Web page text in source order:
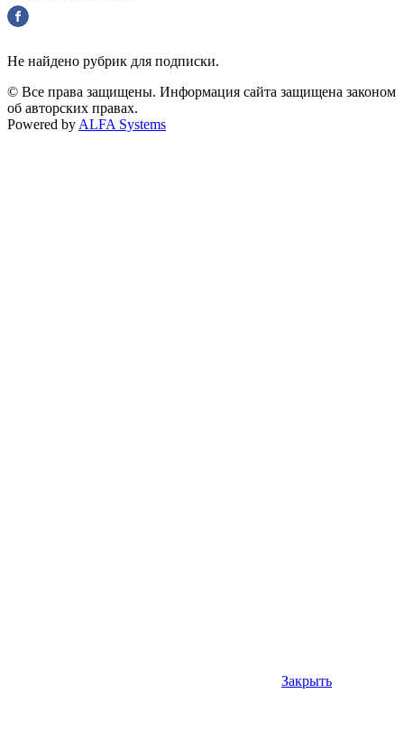
Не найдено рубрик для подписки.
© Все права защищены. Информация сайта защищена законом
об авторских правах.
Powered by ALFA Systems
Закрыть